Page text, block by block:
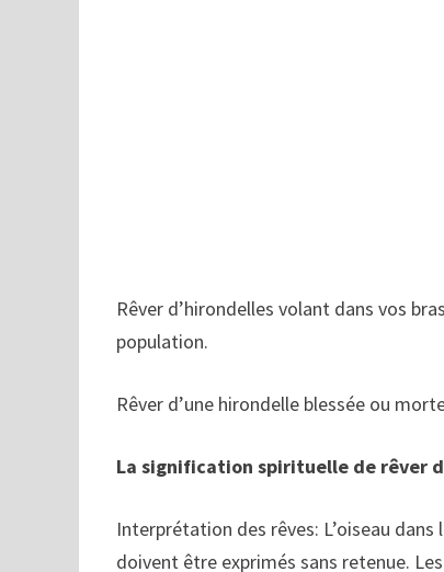
Rêver d’hirondelles volant dans vos
population.
Rêver d’une hirondelle blessée ou
La signification spirituelle de rêver
Interprétation des rêves: L’oiseau
doivent être exprimés sans retenue.